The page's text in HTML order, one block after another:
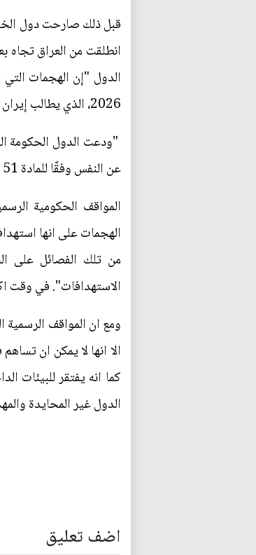
قبل ذلك صارحت دول
انطلقت من العراق تجاه
2026، الذي يطالب إيران بوقف أي اعتداء أو تهديد للدول المجاورة، بما في ذلك عبر الوكلاء".
"ودعت الدول الحكومة
عن النفس وفقًا للمادة 51 من ميثاق الأمم المتحدة ". وهذا يعني ان هذه الدول ربما تساهم في استهداف مواقع تلك الفصائل في العراق.
المواقف الحكومية
الهجمات على انها
من تلك الفصائل على
الاستهدافات". في وقت
ومع ان المواقف الرسمية
الا انها لا يمكن ان
كما انه يفتقر للبيئات
الدول غير المحايدة
اضف تعليق